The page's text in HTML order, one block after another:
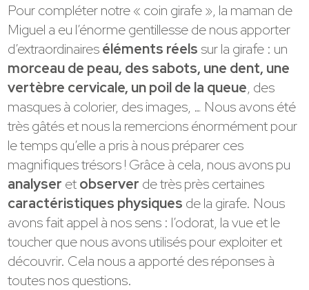
Pour compléter notre « coin girafe », la maman de
Miguel a eu l’énorme gentillesse de nous apporter
d’extraordinaireséléments réels sur la girafe : un
morceau de peau, des sabots, une dent, une
vertèbre cervicale, un poil de la queue, des
masques à colorier, des images, … Nous avons été
très gâtés et nous la remercions énormément pour
le temps qu’elle a pris à nous préparer ces
magnifiques trésors ! Grâce à cela, nous avons pu
analyser etobserver de très près certaines
caractéristiques physiques de la girafe. Nous
avons fait appel à nos sens : l’odorat, la vue et le
toucher que nous avons utilisés pour exploiter et
découvrir. Cela nous a apporté des réponses à
toutes nos questions.